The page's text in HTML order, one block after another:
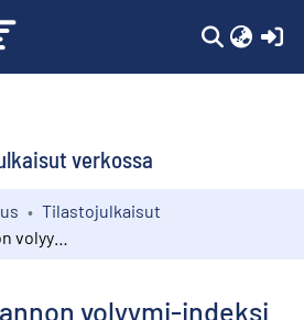
verkossa
Tilastojulkaisut
volyymi-indeksi